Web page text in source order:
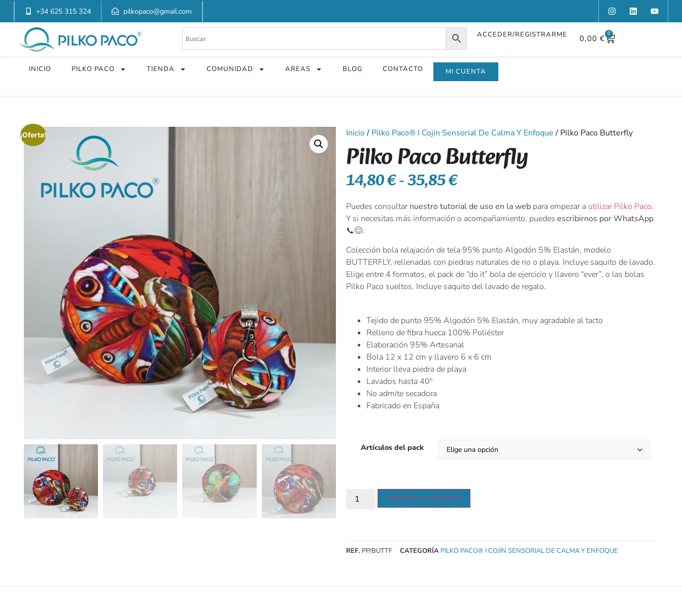
+34 625 315 324 pilkopaco@gmail.com
ACCEDER/REGISTRARME 0,00€ 0
INICIO PILKO PACO TIENDA COMUNIDAD AREAS BLOG CONTACTO MI CUENTA
¡Oferta! Inicio/ Pilko Paco® I Cojín Sensorial De Calma Y Enfoque/ Pilko Paco Butterfly
Pilko Paco Butterfly
14,80€-35,85€
Puedes consultarnuestro tutorial de uso en la web para empezar a utilizar Pilko Paco.
Y si necesitas más información o acompañamiento, puedes escribirnos por WhatsApp
📞😊.
Colección bola relajación de tela 95% punto Algodón 5% Elastán, modelo
BUTTERFLY, rellenadas con piedras naturales de rio o playa. Incluye saquito de lavado.
Elige entre 4 formatos, el pack de “do it” bola de ejercicio y llavero “ever”, o las bolas
Pilko Paco sueltos. Incluye saquito del lavado de regalo.
Tejido de punto 95% Algodón 5% Elastán, muy agradable al tacto
Relleno de fibra hueca 100% Poliéster
Elaboración 95% Artesanal
Bola 12 x 12 cm y llavero 6 x 6 cm
Interior lleva piedra de playa
Lavados hasta 40º
No admite secadora
Fabricado en España
Artículos del pack
AÑADIR AL CARRITO
REF. PP/BUTTF CATEGORÍA PILKO PACO® I COJÍN SENSORIAL DE CALMA Y ENFOQUE